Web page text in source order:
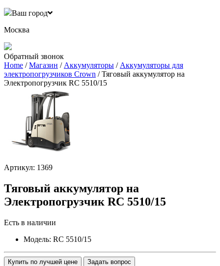
Ваш город
Москва
Обратный звонок
Home /Магазин / Аккумуляторы / Аккумуляторы для
электропогрузчиков Crown / Тяговый аккумулятор на
Электропогрузчик RC 5510/15
Артикул: 1369
Тяговый аккумулятор на
Электропогрузчик RC 5510/15
Есть в наличии
Модель: RC 5510/15
Купить по лучшей цене Задать вопрос